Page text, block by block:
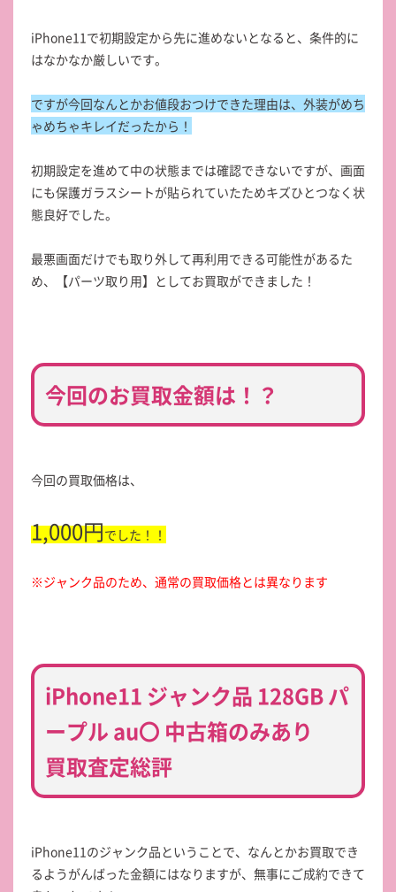
iPhone11で初期設定から先に進めないとなると、条件的に
はなかなか厳しいです。
ですが今回なんとかお値段おつけできた理由は、外装がめち
ゃめちゃキレイだったから！
初期設定を進めて中の状態までは確認できないですが、画面
にも保護ガラスシートが貼られていたためキズひとつなく状
態良好でした。
最悪画面だけでも取り外して再利用できる可能性があるた
め、【パーツ取り用】としてお買取ができました！
今回のお買取金額は！？
今回の買取価格は、
1,000円でした！！
※ジャンク品のため、通常の買取価格とは異なります
iPhone11 ジャンク品 128GB パ
ープル au〇 中古箱のみあり
買取査定総評
iPhone11のジャンク品ということで、なんとかお買取でき
るようがんばった金額にはなりますが、無事にご成約できて